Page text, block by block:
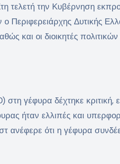
τελετή την Κυβέρνηση
Δυτικής
και οι διοικητές
γέφυρα δέχτηκε κριτική,
ήταν ελλιπές και
ανέφερε ότι η γέφυρα